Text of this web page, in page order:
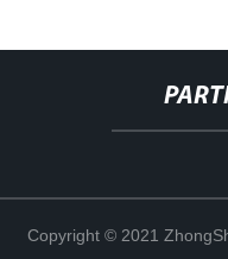
Copyright © 2021